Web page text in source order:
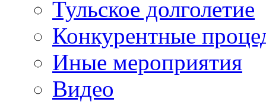
Тульское долголетие
Конкурентные
Иные мероприятия
Видео